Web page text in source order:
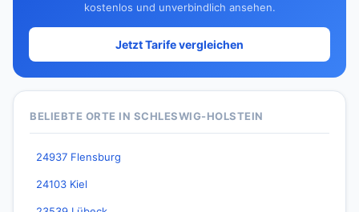
kostenlos und unverbindlich ansehen.
Jetzt Tarife vergleichen
BELIEBTE ORTE IN SCHLESWIG-HOLSTEIN
24937 Flensburg
24103 Kiel